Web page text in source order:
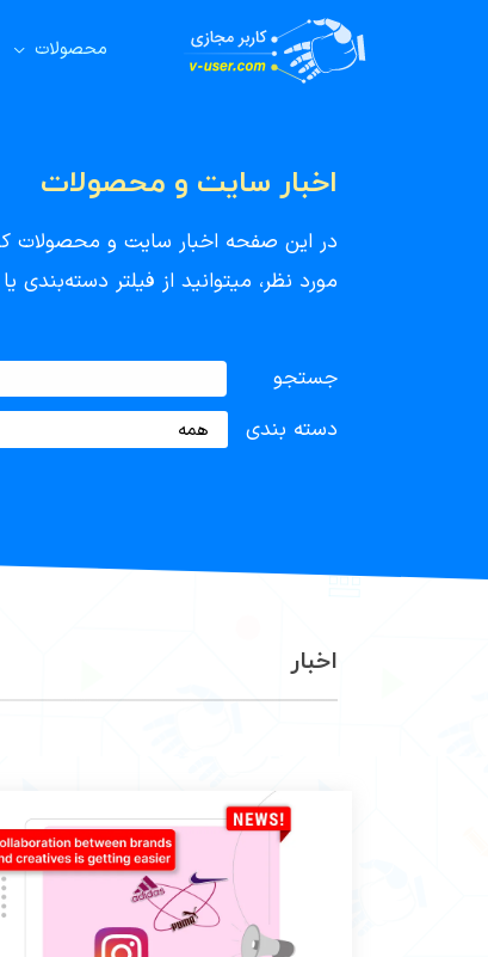
محصولات
اخبار سایت و محصولات
در این صفحه اخبار سایت و محصولات
مورد نظر، میتوانید از فیلتر
جستجو
دسته بندی
همه
اخبار